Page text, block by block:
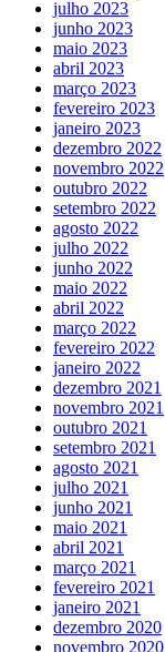
julho 2023
junho 2023
maio 2023
abril 2023
março 2023
fevereiro 2023
janeiro 2023
dezembro 2022
novembro 2022
outubro 2022
setembro 2022
agosto 2022
julho 2022
junho 2022
maio 2022
abril 2022
março 2022
fevereiro 2022
janeiro 2022
dezembro 2021
novembro 2021
outubro 2021
setembro 2021
agosto 2021
julho 2021
junho 2021
maio 2021
abril 2021
março 2021
fevereiro 2021
janeiro 2021
dezembro 2020
novembro 2020